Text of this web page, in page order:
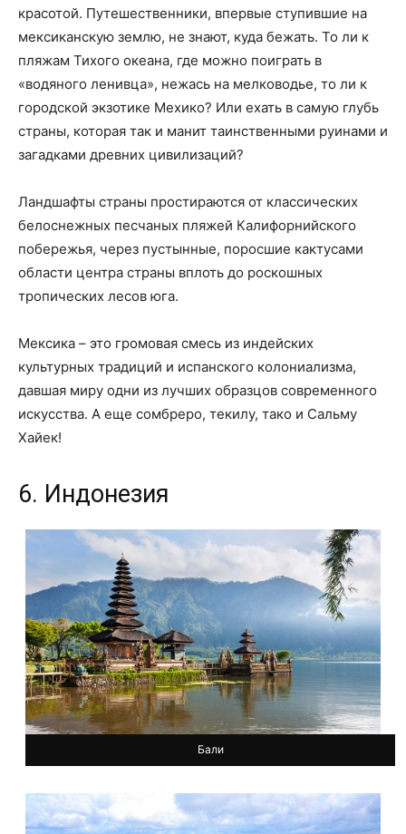
красотой. Путешественники, впервые ступившие на
мексиканскую землю, не знают, куда бежать. То ли к
пляжам Тихого океана, где можно поиграть в
«водяного ленивца», нежась на мелководье, то ли к
городской экзотике Мехико? Или ехать в самую глубь
страны, которая так и манит таинственными руинами и
загадками древних цивилизаций?
Ландшафты страны простираются от классических
белоснежных песчаных пляжей Калифорнийского
побережья, через пустынные, поросшие кактусами
области центра страны вплоть до роскошных
тропических лесов юга.
Мексика – это громовая смесь из индейских
культурных традиций и испанского колониализма,
давшая миру одни из лучших образцов современного
искусства. А еще сомбреро, текилу, тако и Сальму
Хайек!
6. Индонезия
Бали